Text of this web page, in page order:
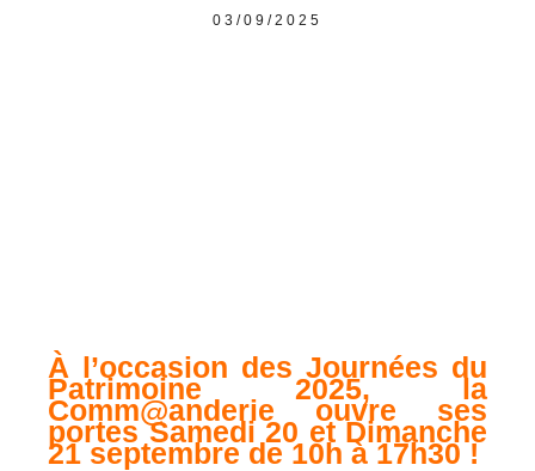
03/09/2025
À l’occasion des Journées du
Patrimoine 2025, la
Comm@anderie ouvre ses
portes Samedi 20 et Dimanche
21 septembre de 10h à 17h30 !